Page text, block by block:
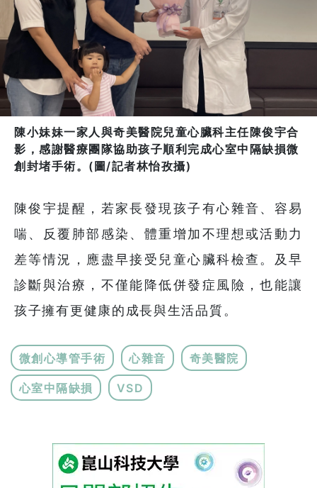
陳小妹妹一家人與奇美醫院兒童心臟科主任陳俊宇合
影，感謝醫療團隊協助孩子順利完成心室中隔缺損微
創封堵手術。(圖/記者林怡孜攝)
陳俊宇提醒，若家長發現孩子有心雜音、容易
喘、反覆肺部感染、體重增加不理想或活動力
差等情況，應盡早接受兒童心臟科檢查。及早
診斷與治療，不僅能降低併發症風險，也能讓
孩子擁有更健康的成長與生活品質。
微創心導管手術 心雜音 奇美醫院
心室中隔缺損 VSD